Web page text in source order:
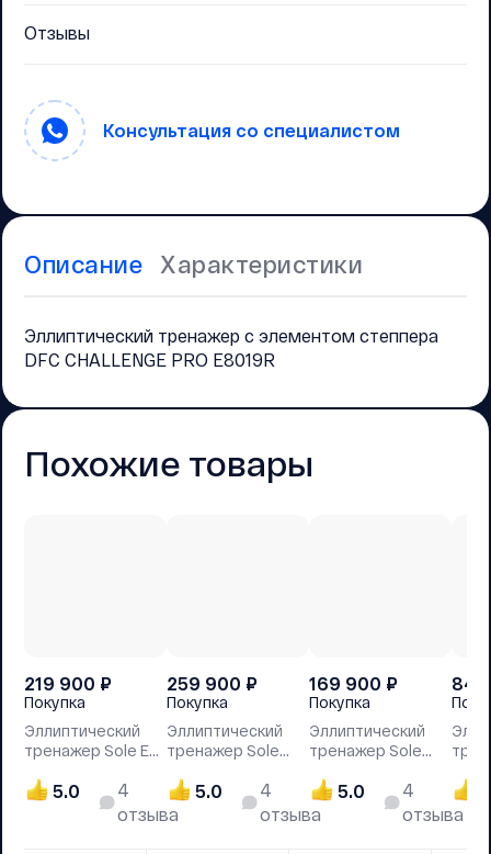
Описание Характеристики
Эллиптический тренажер с элементом степпера
DFC CHALLENGE PRO E8019R
Отзывы
Консультация со специалистом
Похожие товары
219 900 ₽
Покупка
Эллиптический
тренажер Sole Е35
5.0
4
отзыва
259 900 ₽
Покупка
Эллиптический
тренажер Sole
5.0
4
отзыва
169 900 ₽
Покупка
Эллиптический
тренажер Sole
5.0
4
отзыва
84